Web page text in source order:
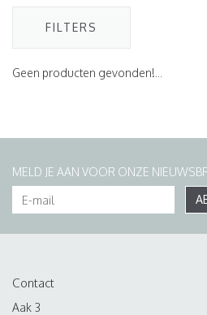
FILTERS
Geen producten gevonden!...
MELD JE AAN VOOR ONZE
Contact
Aak 3